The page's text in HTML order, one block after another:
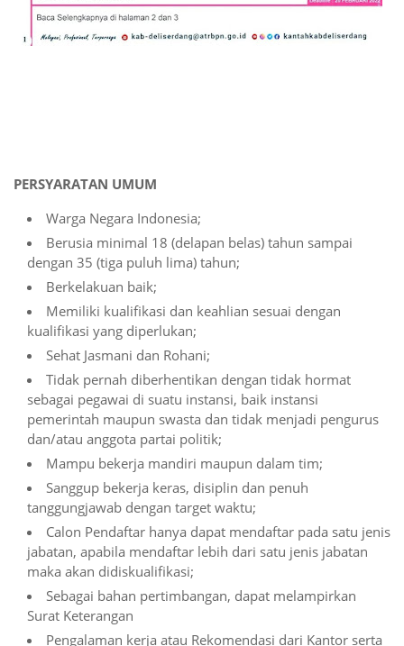
PERSYARATAN UMUM
Warga Negara Indonesia;
Berusia minimal 18 (delapan belas) tahun sampai
dengan 35 (tiga puluh lima) tahun;
Berkelakuan baik;
Memiliki kualifikasi dan keahlian sesuai dengan
kualifikasi yang diperlukan;
Sehat Jasmani dan Rohani;
Tidak pernah diberhentikan dengan tidak hormat
sebagai pegawai di suatu instansi, baik instansi
pemerintah maupun swasta dan tidak menjadi pengurus
dan/atau anggota partai politik;
Mampu bekerja mandiri maupun dalam tim;
Sanggup bekerja keras, disiplin dan penuh
tanggungjawab dengan target waktu;
Calon Pendaftar hanya dapat mendaftar pada satu jenis
jabatan, apabila mendaftar lebih dari satu jenis jabatan
maka akan didiskualifikasi;
Sebagai bahan pertimbangan, dapat melampirkan
Surat Keterangan
Pengalaman kerja atau Rekomendasi dari Kantor serta